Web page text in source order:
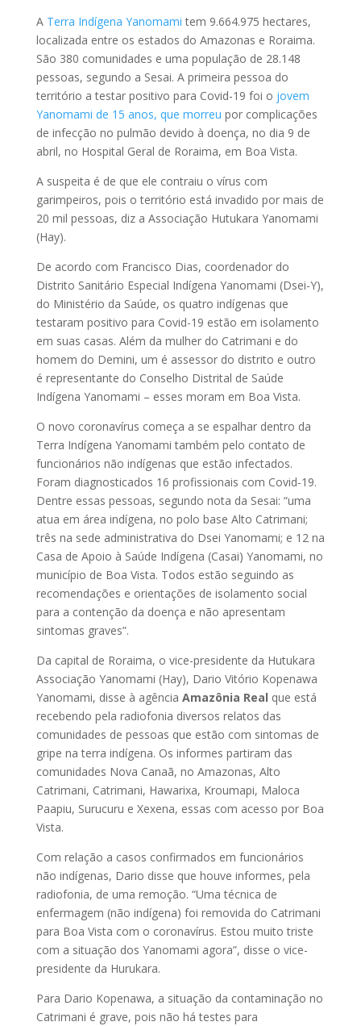
A Terra Indígena Yanomami tem 9.664.975 hectares,
localizada entre os estados do Amazonas e Roraima.
São 380 comunidades e uma população de 28.148
pessoas, segundo a Sesai. A primeira pessoa do
território a testar positivo para Covid-19 foi o jovem
Yanomami de 15 anos, que morreu por complicações
de infecção no pulmão devido à doença, no dia 9 de
abril, no Hospital Geral de Roraima, em Boa Vista.
A suspeita é de que ele contraiu o vírus com
garimpeiros, pois o território está invadido por mais de
20 mil pessoas, diz a Associação Hutukara Yanomami
(Hay).
De acordo com Francisco Dias, coordenador do
Distrito Sanitário Especial Indígena Yanomami (Dsei-Y),
do Ministério da Saúde, os quatro indígenas que
testaram positivo para Covid-19 estão em isolamento
em suas casas. Além da mulher do Catrimani e do
homem do Demini, um é assessor do distrito e outro
é representante do Conselho Distrital de Saúde
Indígena Yanomami – esses moram em Boa Vista.
O novo coronavírus começa a se espalhar dentro da
Terra Indígena Yanomami também pelo contato de
funcionários não indígenas que estão infectados.
Foram diagnosticados 16 profissionais com Covid-19.
Dentre essas pessoas, segundo nota da Sesai: “uma
atua em área indígena, no polo base Alto Catrimani;
três na sede administrativa do Dsei Yanomami; e 12 na
Casa de Apoio à Saúde Indígena (Casai) Yanomami, no
município de Boa Vista. Todos estão seguindo as
recomendações e orientações de isolamento social
para a contenção da doença e não apresentam
sintomas graves”.
Da capital de Roraima, o vice-presidente da Hutukara
Associação Yanomami (Hay), Dario Vitório Kopenawa
Yanomami, disse à agência Amazônia Real que está
recebendo pela radiofonia diversos relatos das
comunidades de pessoas que estão com sintomas de
gripe na terra indígena. Os informes partiram das
comunidades Nova Canaã, no Amazonas, Alto
Catrimani, Catrimani, Hawarixa, Kroumapi, Maloca
Paapiu, Surucuru e Xexena, essas com acesso por Boa
Vista.
Com relação a casos confirmados em funcionários
não indígenas, Dario disse que houve informes, pela
radiofonia, de uma remoção. “Uma técnica de
enfermagem (não indígena) foi removida do Catrimani
para Boa Vista com o coronavírus. Estou muito triste
com a situação dos Yanomami agora”, disse o vice-
presidente da Hurukara.
Para Dario Kopenawa, a situação da contaminação no
Catrimani é grave, pois não há testes para